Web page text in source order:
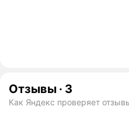
Отзывы · 3
Как Яндекс проверяет